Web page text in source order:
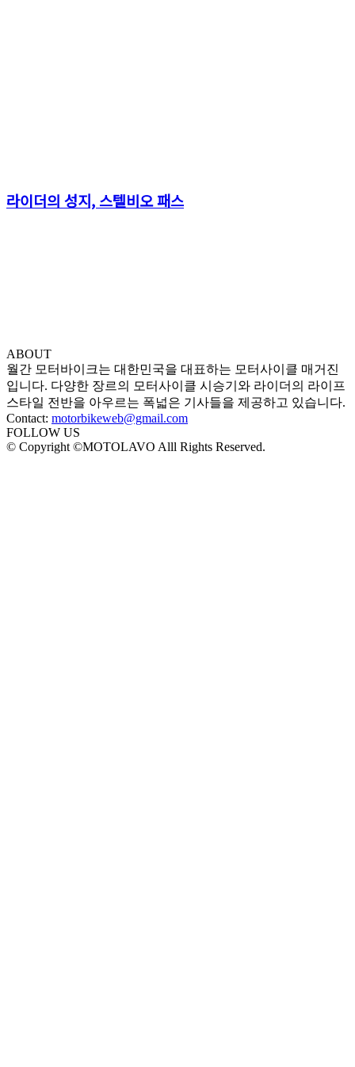
라이더의 성지, 스텔비오 패스
ABOUT
월간 모터바이크는 대한민국을 대표하는 모터사이클 매거진
입니다. 다양한 장르의 모터사이클 시승기와 라이더의 라이프
스타일 전반을 아우르는 폭넓은 기사들을 제공하고 있습니다.
Contact: motorbikeweb@gmail.com
FOLLOW US
© Copyright ©MOTOLAVO Alll Rights Reserved.